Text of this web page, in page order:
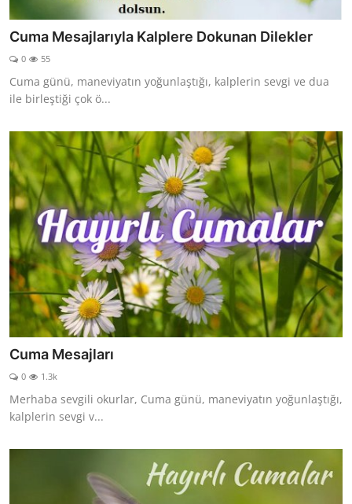
Cuma Mesajlarıyla Kalplere Dokunan Dilekler
0 55
Cuma günü, maneviyatın yoğunlaştığı, kalplerin sevgi ve dua
ile birleştiği çok ö...
Cuma Mesajları
0 1.3k
Merhaba sevgili okurlar, Cuma günü, maneviyatın yoğunlaştığı,
kalplerin sevgi v...